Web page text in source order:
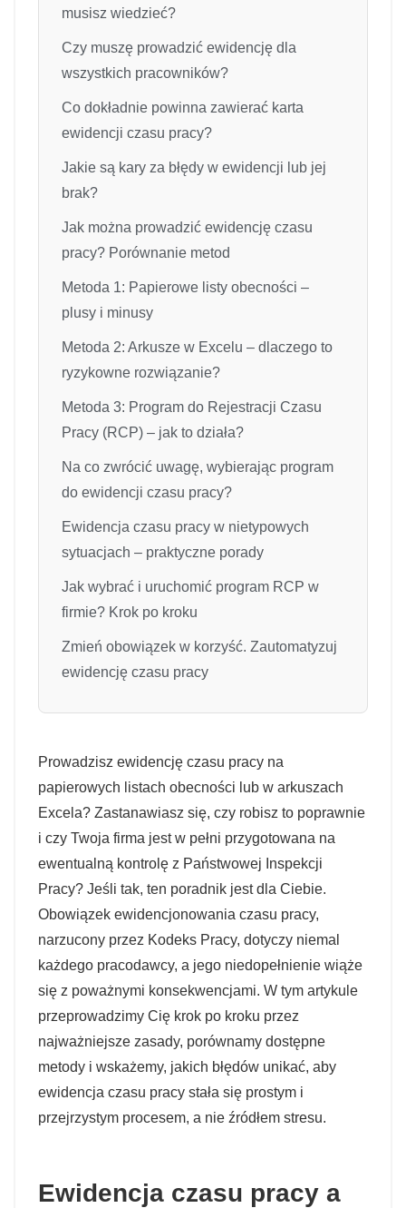
musisz wiedzieć?
Czy muszę prowadzić ewidencję dla
wszystkich pracowników?
Co dokładnie powinna zawierać karta
ewidencji czasu pracy?
Jakie są kary za błędy w ewidencji lub jej
brak?
Jak można prowadzić ewidencję czasu
pracy? Porównanie metod
Metoda 1: Papierowe listy obecności –
plusy i minusy
Metoda 2: Arkusze w Excelu – dlaczego to
ryzykowne rozwiązanie?
Metoda 3: Program do Rejestracji Czasu
Pracy (RCP) – jak to działa?
Na co zwrócić uwagę, wybierając program
do ewidencji czasu pracy?
Ewidencja czasu pracy w nietypowych
sytuacjach – praktyczne porady
Jak wybrać i uruchomić program RCP w
firmie? Krok po kroku
Zmień obowiązek w korzyść. Zautomatyzuj
ewidencję czasu pracy
Prowadzisz ewidencję czasu pracy na
papierowych listach obecności lub w arkuszach
Excela? Zastanawiasz się, czy robisz to poprawnie
i czy Twoja firma jest w pełni przygotowana na
ewentualną kontrolę z Państwowej Inspekcji
Pracy? Jeśli tak, ten poradnik jest dla Ciebie.
Obowiązek ewidencjonowania czasu pracy,
narzucony przez Kodeks Pracy, dotyczy niemal
każdego pracodawcy, a jego niedopełnienie wiąże
się z poważnymi konsekwencjami. W tym artykule
przeprowadzimy Cię krok po kroku przez
najważniejsze zasady, porównamy dostępne
metody i wskażemy, jakich błędów unikać, aby
ewidencja czasu pracy stała się prostym i
przejrzystym procesem, a nie źródłem stresu.
Ewidencja czasu pracy a